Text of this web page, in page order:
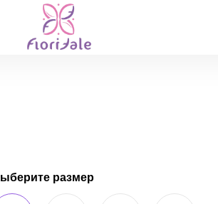
размер